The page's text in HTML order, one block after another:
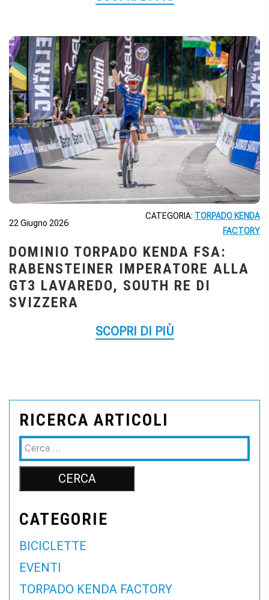
22 Giugno 2026
CATEGORIA: TORPADO KENDA
FACTORY
DOMINIO TORPADO KENDA FSA:
RABENSTEINER IMPERATORE ALLA
GT3 LAVAREDO, SOUTH RE DI
SVIZZERA
SCOPRI DI PIÙ
RICERCA ARTICOLI
CATEGORIE
BICICLETTE
EVENTI
TORPADO KENDA FACTORY